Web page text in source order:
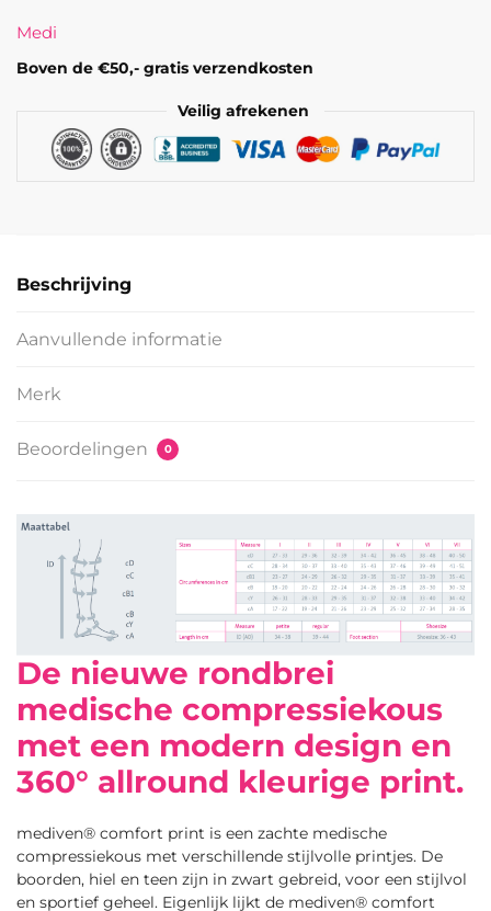
Brown
aantal
Medi
Boven de €50,- gratis verzendkosten
Veilig afrekenen
Beschrijving
Aanvullende informatie
Merk
Beoordelingen 0
De nieuwe rondbrei
medische compressiekous
met een modern design en
360° allround kleurige print.
mediven® comfort print is een zachte medische
compressiekous met verschillende stijlvolle printjes. De
boorden, hiel en teen zijn in zwart gebreid, voor een stijlvol
en sportief geheel. Eigenlijk lijkt de mediven® comfort